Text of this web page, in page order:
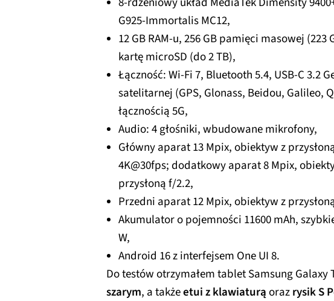
G925-Immortalis MC12,
12 GB RAM-u, 256 GB pamięci masowej
kartę microSD (do 2 TB),
Łączność: Wi-Fi 7, Bluetooth 5.4, USB-C 3.2
satelitarnej (GPS, Glonass, Beidou, Galileo,
łącznością 5G,
Audio: 4 głośniki, wbudowane mikrofony,
Główny aparat 13 Mpix, obiektyw z
4K@30fps; dodatkowy aparat 8 Mpix,
przysłoną f/2.2,
Przedni aparat 12 Mpix, obiektyw z
Akumulator o pojemności 11600 mAh,
W,
Android 16 z interfejsem One UI 8.
Do testów otrzymałem tablet Samsung Galaxy
szarym, a takżeetui z klawiaturąorazrysik S